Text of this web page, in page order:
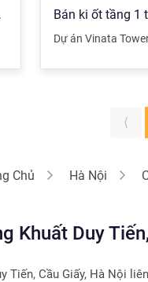
đỏ lâu dài
Dự án Vinata
⟨
Chủ Hà Nội
Khuất Duy
Tiến, Cầu Giấy, Hà Nội